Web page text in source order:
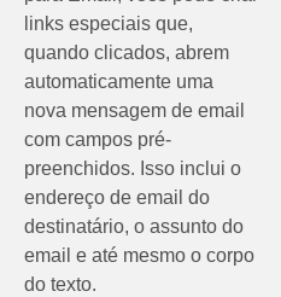
links especiais que,
quando clicados, abrem
automaticamente uma
nova mensagem de email
com campos pré-
preenchidos. Isso inclui o
endereço de email do
destinatário, o assunto do
email e até mesmo o corpo
do texto.